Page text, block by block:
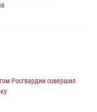
для участников сбора
Росгвардии совершил